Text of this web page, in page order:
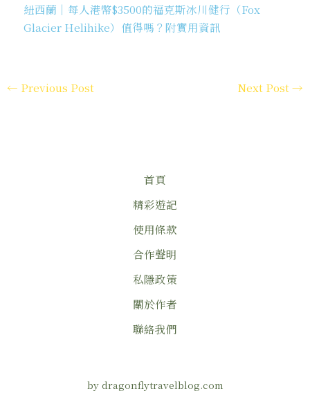
紐西蘭｜每人港幣$3500的福克斯冰川健行（Fox
Glacier Helihike）值得嗎？附實用資訊
← Previous Post Next Post→
首頁
精彩遊記
使用條款
合作聲明
私隱政策
關於作者
聯絡我們
by dragonflytravelblog.com